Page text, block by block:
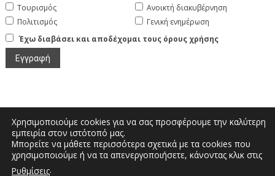
Τουρισμός
Πολιτισμός
Ανοικτή διακυβέρνηση
Γενική ενημέρωση
Έχω διαβάσει και αποδέχομαι τους όρους χρήσης
Μεγάλου Αλεξάνδρου και Διοικητηρίου |
Τηλέφωνο: 2467350200 | Email:
Χρησιμοποιούμε cookies για να σας προσφέρουμε την καλύτερη
εμπειρία στον ιστότοπό μας.
Μπορείτε να μάθετε περισσότερα σχετικά με τα cookies που
χρησιμοποιούμε ή να τα απενεργοποιήσετε, κάνοντας κλικ στις
Ρυθμίσεις.